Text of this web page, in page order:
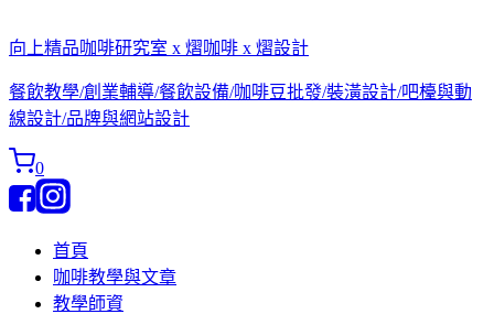
向上精品咖啡研究室 x 熠咖啡 x 熠設計
餐飲教學/創業輔導/餐飲設備/咖啡豆批發/裝潢設計/吧檯與動
線設計/品牌與網站設計
0
首頁
咖啡教學與文章
教學師資